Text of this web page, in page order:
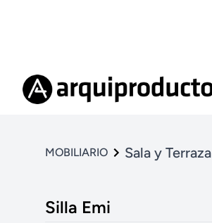
MOBILIARIO Sala y Terraza
Silla Emi